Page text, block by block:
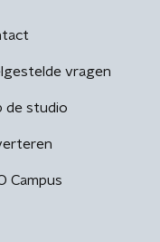
vragen
de studio
Campus